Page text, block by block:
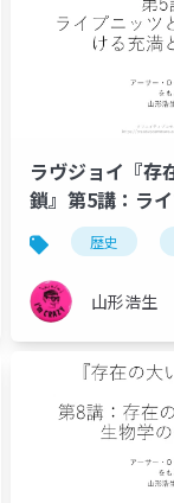
この世性
充満の原理
ラヴジョイ『存
鎖』第5講：ラ
ノザ
歴史
山形浩生